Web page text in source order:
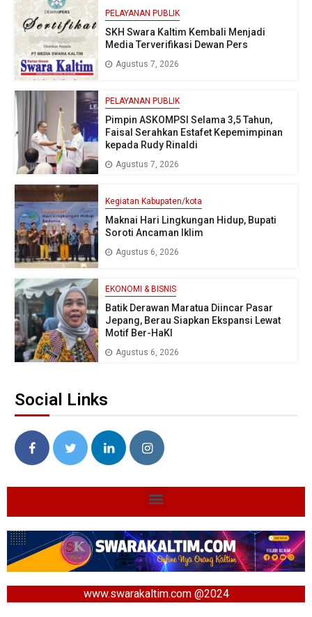
PELAYANAN PUBLIK
SKH Swara Kaltim Kembali Menjadi
Media Terverifikasi Dewan Pers
Agustus 7, 2026
PELAYANAN PUBLIK
Pimpin ASKOMPSI Selama 3,5 Tahun,
Faisal Serahkan Estafet Kepemimpinan
kepada Rudy Rinaldi
Agustus 7, 2026
Kegiatan Kabupaten/kota
Maknai Hari Lingkungan Hidup, Bupati
Soroti Ancaman Iklim
Agustus 6, 2026
EKONOMI & BISNIS
Batik Derawan Maratua Diincar Pasar
Jepang, Berau Siapkan Ekspansi Lewat
Motif Ber-HaKI
Agustus 6, 2026
Social Links
www.swarakaltim.com @2024